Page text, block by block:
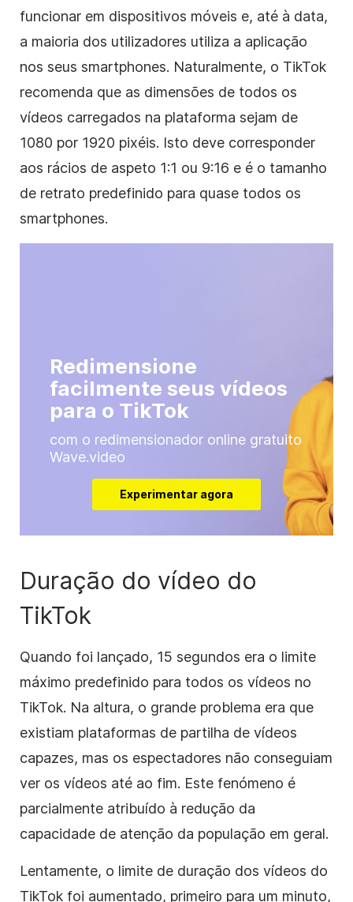
funcionar em dispositivos móveis e, até à data,
a maioria dos utilizadores utiliza a aplicação
nos seus smartphones. Naturalmente, o TikTok
recomenda que as dimensões de todos os
vídeos carregados na plataforma sejam de
1080 por 1920 pixéis. Isto deve corresponder
aos rácios de aspeto 1:1 ou 9:16 e é o tamanho
de retrato predefinido para quase todos os
smartphones.
Redimensione
facilmente seus vídeos
para o TikTok
com o redimensionador online gratuito
Wave.video
Experimentar agora
Duração do vídeo do
TikTok
Quando foi lançado, 15 segundos era o limite
máximo predefinido para todos os vídeos no
TikTok. Na altura, o grande problema era que
existiam plataformas de partilha de vídeos
capazes, mas os espectadores não conseguiam
ver os vídeos até ao fim. Este fenómeno é
parcialmente atribuído à redução da
capacidade de atenção da população em geral.
Lentamente, o limite de duração dos vídeos do
TikTok foi aumentado, primeiro para um minuto,